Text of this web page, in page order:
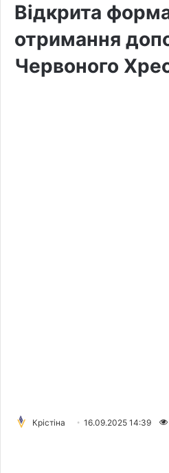
Відкрита
отримання
Червоного
Крістіна 16.09.2025 14:39